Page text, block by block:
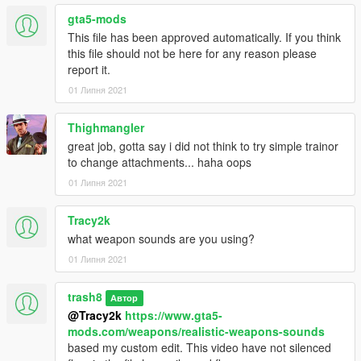
vss\dlc.rpf\common\data\ai
ydr,ytd files
vss\dlc.rpf\x64\models\cdimages\weapons.rpf
gta5-mods
This file has been approved automatically. If you think
this file should not be here for any reason please
report it.
01 Липня 2021
Thighmangler
great job, gotta say i did not think to try simple trainor
to change attachments... haha oops
01 Липня 2021
Tracy2k
what weapon sounds are you using?
01 Липня 2021
trash8 Автор
@Tracy2k https://www.gta5-
mods.com/weapons/realistic-weapons-sounds
based my custom edit. This video have not silenced